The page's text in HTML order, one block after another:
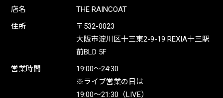
店名
THE RAINCOAT
住所
〒532-0023
大阪市淀川区十三東2-9-19 REXIA十三駅
前BLD 5F
営業時間
19:00〜24:30
※ライブ営業の日は
19:00〜21:30（LIVE）